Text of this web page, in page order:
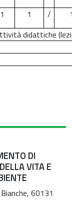
1 1 /
didattiche
DI
VITA E
60131